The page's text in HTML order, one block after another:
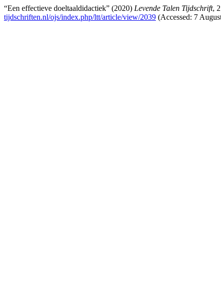
“Een effectieve doeltaaldidactiek” (2020) Levende Talen Tijdschrift,
tijdschriften.nl/ojs/index.php/ltt/article/view/2039 (Accessed: 7